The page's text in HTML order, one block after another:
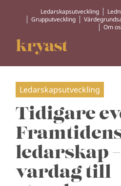
Ledarskapsutveckling
Grupputveckling
Om
Ledarskapsutveckling
Tidigare
ledarskap
vardag till